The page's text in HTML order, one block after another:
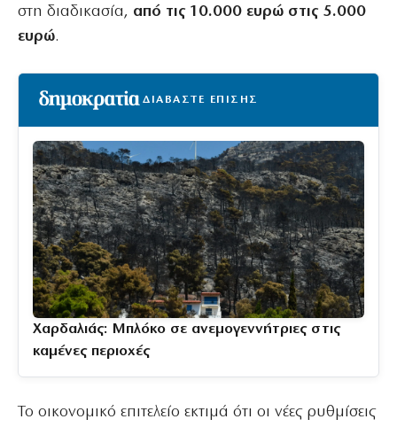
στη διαδικασία, από τις 10.000 ευρώ στις 5.000
ευρώ.
ΔΙΑΒΑΣΤΕ ΕΠΙΣΗΣ
Χαρδαλιάς: Μπλόκο σε ανεμογεννήτριες στις
καμένες περιοχές
Το οικονομικό επιτελείο εκτιμά ότι οι νέες ρυθμίσεις